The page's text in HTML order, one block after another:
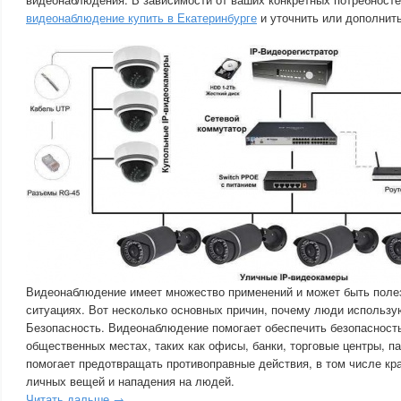
видеонаблюдение купить в Екатеринбурге и уточнить или
Видеонаблюдение имеет множество применений и может быть
ситуациях. Вот несколько основных причин, почему люди
Безопасность. Видеонаблюдение помогает обеспечить
общественных местах, таких как офисы, банки, торговые центры,
помогает предотвращать противоправные действия, в том числе
личных вещей и нападения на людей.